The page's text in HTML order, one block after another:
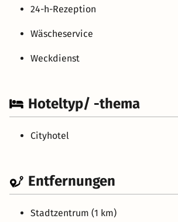
24-h-Rezeption
Wäscheservice
Weckdienst
Hoteltyp/ -thema
Cityhotel
Entfernungen
Stadtzentrum (1 km)